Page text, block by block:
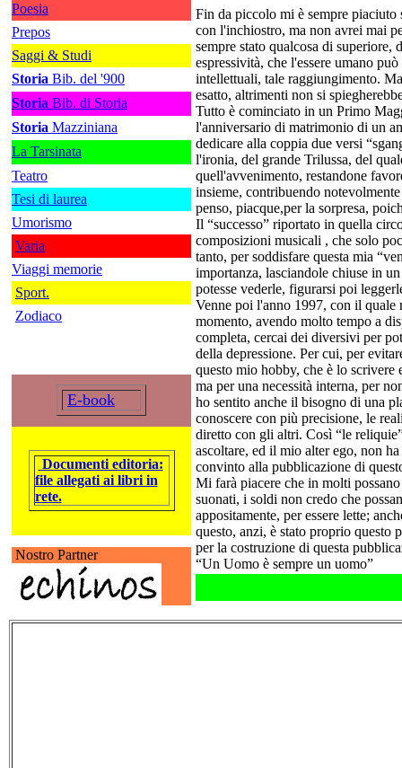
Poesia
Prepos
Saggi & Studi
Storia Bib. del '900
Storia Bib. di Storia
Storia Mazziniana
La Tarsinata
Teatro
Tesi di laurea
Umorismo
Varia
Viaggi memorie
Sport.
Zodiaco
E-book
Documenti editoria:
file allegati ai libri in
rete.
Nostro Partner
Fin da piccolo mi è sempre
con l'inchiostro, ma non avrei mai
sempre stato qualcosa di
espressività, che l'essere umano
intellettuali, tale raggiungimento.
esatto, altrimenti non si
Tutto è cominciato in un Primo
l'anniversario di matrimonio di un
dedicare alla coppia due versi
l'ironia, del grande Trilussa, del
quell'avvenimento, restandone
insieme, contribuendo
penso, piacque,per la sorpresa,
Il “successo” riportato in quella
composizioni musicali , che solo
tanto, per soddisfare questa mia
importanza, lasciandole chiuse in
potesse vederle, figurarsi poi
Venne poi l'anno 1997, con il quale
momento, avendo molto tempo a
completa, cercai dei diversivi per
della depressione. Per cui, per
questo mio hobby, che è lo scrivere
ma per una necessità interna, per
ho sentito anche il bisogno di una
conoscere con più precisione, le
diretto con gli altri. Così “le
ascoltare, ed il mio alter ego, non
convinto alla pubblicazione di
Mi farà piacere che in molti
suonati, i soldi non credo che
appositamente, per essere lette;
questo, anzi, è stato proprio questo
per la costruzione di questa
“Un Uomo è sempre un uomo”